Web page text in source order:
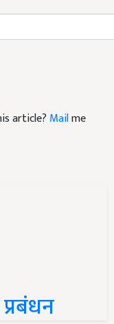
article?